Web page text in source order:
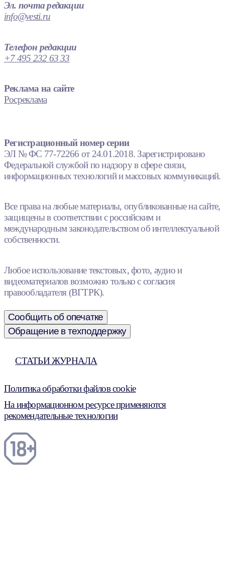
Эл. почта редакции
info@vesti.ru
Телефон редакции
+7 495 232 63 33
Реклама на сайте
Росреклама
Регистрационный номер серии
ЭЛ № ФС 77-72266 от 24.01.2018. Зарегистрировано
Федеральной службой по надзору в сфере связи,
информационных технологий и массовых коммуникаций.
Все права на любые материалы, опубликованные на сайте,
защищены в соответствии с российским и
международным законодательством об интеллектуальной
собственности.
Любое использование текстовых, фото, аудио и
видеоматериалов возможно только с согласия
правообладателя (ВГТРК).
Сообщить об опечатке
Обращение в техподдержку
СТАТЬИ ЖУРНАЛА
Политика обработки файлов cookie
На информационном ресурсе применяются
рекомендательные технологии